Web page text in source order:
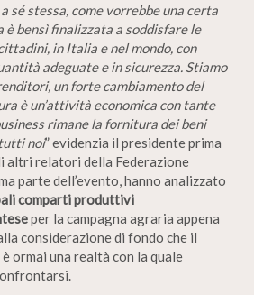
sé stessa, come vorrebbe una certa
bensì finalizzata a soddisfare le
in Italia e nel mondo, con
adeguate e in sicurezza. Stiamo
un forte cambiamento del
è un’attività economica con tante
rimane la fornitura dei beni
noi” evidenzia il presidente prima
altri relatori della Federazione
parte dell’evento, hanno analizzato
comparti produttivi
per la campagna agraria appena
considerazione di fondo che il
ormai una realtà con la quale